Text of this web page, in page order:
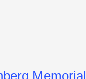
Memorial